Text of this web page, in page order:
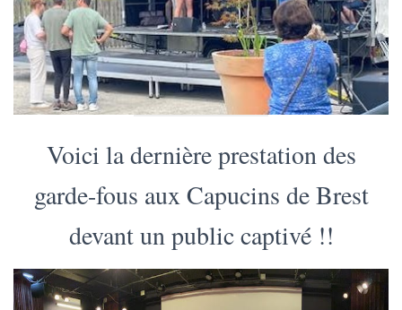
Voici la dernière prestation des
garde-fous aux Capucins de Brest
devant un public captivé !!